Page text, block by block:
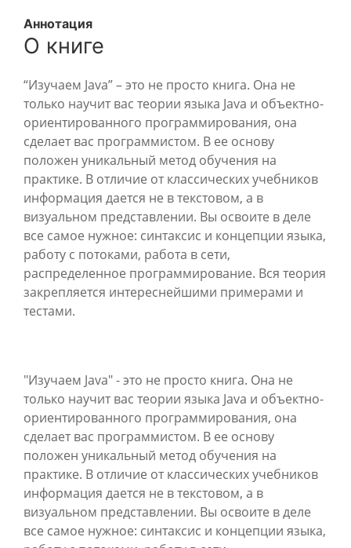
Аннотация
О книге
“Изучаем Java” – это не просто книга. Она не
только научит вас теории языка Java и объектно-
ориентированного программирования, она
сделает вас программистом. В ее основу
положен уникальный метод обучения на
практике. В отличие от классических учебников
информация дается не в текстовом, а в
визуальном представлении. Вы освоите в деле
все самое нужное: синтаксис и концепции языка,
работу с потоками, работа в сети,
распределенное программирование. Вся теория
закрепляется интереснейшими примерами и
тестами.
"Изучаем Java" - это не просто книга. Она не
только научит вас теории языка Java и объектно-
ориентированного программирования, она
сделает вас программистом. В ее основу
положен уникальный метод обучения на
практике. В отличие от классических учебников
информация дается не в текстовом, а в
визуальном представлении. Вы освоите в деле
все самое нужное: синтаксис и концепции языка,